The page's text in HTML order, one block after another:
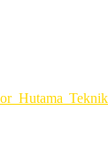
Hutama Teknik